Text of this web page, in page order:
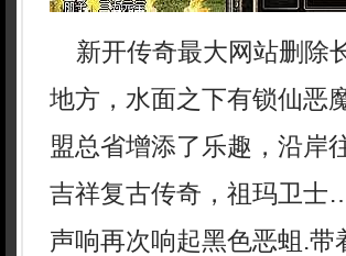
新开传奇最大网站删除
地方，水面之下有锁仙恶
盟总省增添了乐趣，沿岸
吉祥复古传奇，祖玛卫
声响再次响起黑色恶蛆.